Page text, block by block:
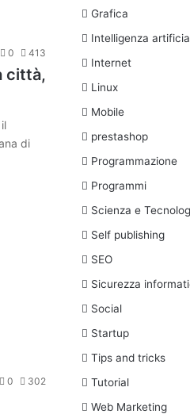
0 413
città,
di
0 302
Grafica
Intelligenza
Internet
Linux
Mobile
prestashop
Programmazione
Programmi
Scienza e
Self publishing
SEO
Sicurezza
Social
Startup
Tips and tricks
Tutorial
Web Marketing